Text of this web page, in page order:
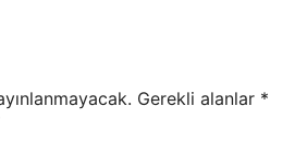
Gerekli alanlar *